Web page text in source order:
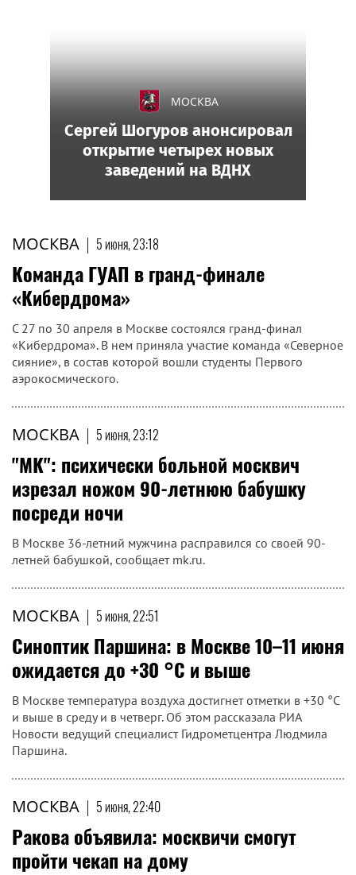
МОСКВА | 5 июня, 23:18
Команда ГУАП в гранд-финале
«Кибердрома»
С 27 по 30 апреля в Москве состоялся гранд-финал
«Кибердрома». В нем приняла участие команда «Северное
сияние», в состав которой вошли студенты Первого
аэрокосмического.
МОСКВА | 5 июня, 23:12
"МК": психически больной москвич
изрезал ножом 90-летнюю бабушку
посреди ночи
В Москве 36-летний мужчина расправился со своей 90-
летней бабушкой, сообщает mk.ru.
МОСКВА | 5 июня, 22:51
Синоптик Паршина: в Москве 10–11 июня
ожидается до +30 °C и выше
В Москве температура воздуха достигнет отметки в +30 °C
и выше в среду и в четверг. Об этом рассказала РИА
Новости ведущий специалист Гидрометцентра Людмила
Паршина.
МОСКВА | 5 июня, 22:40
Ракова объявила: москвичи смогут
пройти чекап на дому
МОСКВА
Сергей Шогуров анонсировал
открытие четырех новых
заведений на ВДНХ